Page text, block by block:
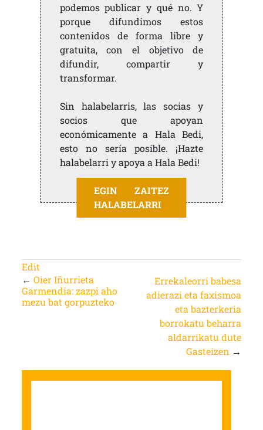
podemos publicar y qué no. Y
porque difundimos estos
contenidos de forma libre y
gratuita, con el objetivo de
difundir, compartir y
transformar.
Sin halabelarris, las socias y
socios que apoyan
económicamente a Hala Bedi,
esto no sería posible. ¡Hazte
halabelarri y apoya a Hala Bedi!
EGIN ZAITEZ
HALABELARRI
Edit
← Oier Iñurrieta
Garmendia: zazpi aho
mezu bat gorpuzteko
Errekaleorri babesa
adierazi eta faxismoa
eta bazterkeria
borrokatu beharra
aldarrikatu dute
Gasteizen →